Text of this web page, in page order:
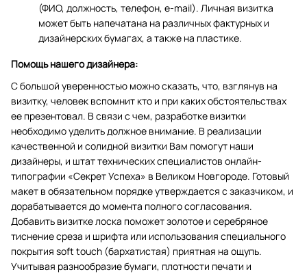
(ФИО, должность, телефон, e-mail). Личная визитка
может быть напечатана на различных фактурных и
дизайнерских бумагах, а также на пластике.
Помощь нашего дизайнера:
С большой уверенностью можно сказать, что, взглянув на
визитку, человек вспомнит кто и при каких обстоятельствах
ее презентовал. В связи с чем, разработке визитки
необходимо уделить должное внимание. В реализации
качественной и солидной визитки Вам помогут наши
дизайнеры, и штат технических специалистов онлайн-
типографии «Секрет Успеха» в Великом Новгороде. Готовый
макет в обязательном порядке утверждается с заказчиком, и
дорабатывается до момента полного согласования.
Добавить визитке лоска поможет золотое и серебряное
тиснение среза и шрифта или использования специального
покрытия soft touch (бархатистая) приятная на ощупь.
Учитывая разнообразие бумаги, плотности печати и